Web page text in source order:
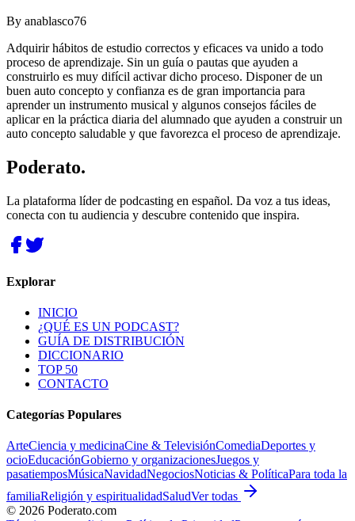
By anablasco76
Adquirir hábitos de estudio correctos y eficaces va unido a todo
proceso de aprendizaje. Sin un guía o pautas que ayuden a
construirlo es muy difícil activar dicho proceso. Disponer de un
buen auto concepto y confianza es de gran importancia para
aprender un instrumento musical y algunos consejos fáciles de
aplicar en la práctica diaria del alumnado que ayuden a construir un
auto concepto saludable y que favorezca el proceso de aprendizaje.
Poderato.
La plataforma líder de podcasting en español. Da voz a tus ideas,
conecta con tu audiencia y descubre contenido que inspira.
Explorar
INICIO
¿QUÉ ES UN PODCAST?
GUÍA DE DISTRIBUCIÓN
DICCIONARIO
TOP 50
CONTACTO
Categorías Populares
ArteCiencia y medicinaCine & TelevisiónComediaDeportes y
ocioEducaciónGobierno y organizacionesJuegos y
pasatiemposMúsicaNavidadNegociosNoticias & PolíticaPara toda la
familiaReligión y espiritualidadSaludVer todas
© 2026 Poderato.com